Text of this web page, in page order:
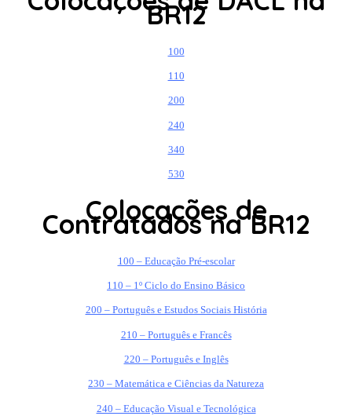
BR12
100
110
200
240
340
530
Colocações de
Contratados na BR12
100 – Educação Pré-escolar
110 – 1º Ciclo do Ensino Básico
200 – Português e Estudos Sociais História
210 – Português e Francês
220 – Português e Inglês
230 – Matemática e Ciências da Natureza
240 – Educação Visual e Tecnológica